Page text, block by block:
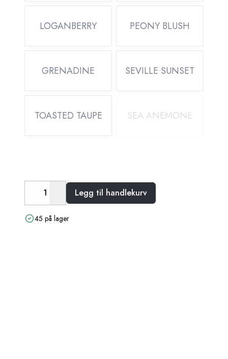
LOGANBERRY PEONY BLUSH
GRENADINE SEVILLE SUNSET
TOASTED TAUPE SEA ANEMONE
DecreaseIncreaseLegg til handlekurv
45 på lager